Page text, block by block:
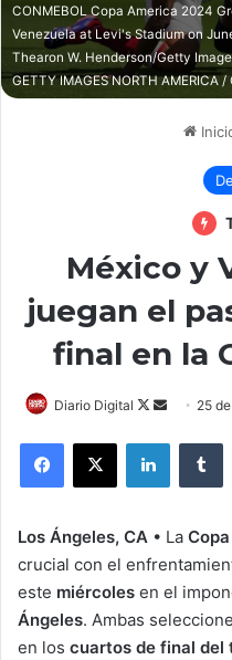
CONMEBOL Copa America 2024
Venezuela at Levi's Stadium on
Thearon W. Henderson/Getty
GETTY IMAGES NORTH AMERICA
México y
juegan el
final en la
Diario Digital
Follow
Send
email
25
LinkedIn
Los Ángeles, CA • La
crucial con el
este miércoles en el
Ángeles. Ambas
en los cuartos de final del